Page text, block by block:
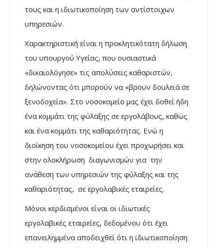
τους και η ιδιωτικοποίηση των αντίστοιχων
υπηρεσιών.
Χαρακτηριστική είναι η προκλητικότατη δήλωση
του υπουργού Υγείας, που ουσιαστικά
«δικαιολόγησε» τις απολύσεις καθαριστών,
δηλώνοντας ότι μπορούν να «βρουν δουλειά σε
ξενοδοχεία». Στο νοσοκομείο μας έχει δοθεί ήδη
ένα κομμάτι της φύλαξης σε εργολάβους, καθώς
και ένα κομμάτι της καθαριότητας. Ενώ η
διοίκηση του νοσοκομείου έχει προχωρήσει και
στην ολοκλήρωση διαγωνισμών για την
ανάθεση των υπηρεσιών της φύλαξης και της
καθαριότητας, σε εργολαβικές εταιρείες.
Μόνοι κερδισμένοι είναι οι ιδιωτικές
εργολαβικές εταιρείες, δεδομένου ότι έχει
επανειλημμένα αποδειχθεί ότι η ιδιωτικοποίηση